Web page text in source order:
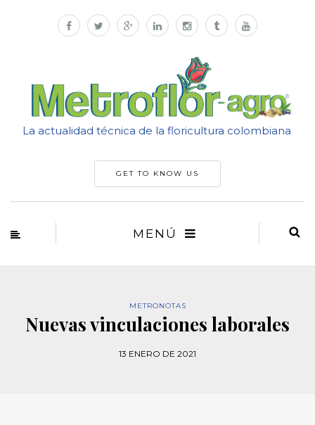
La actualidad técnica de la floricultura colombiana
GET TO KNOW US
MENÚ
METRONOTAS
Nuevas vinculaciones laborales
13 ENERO DE 2021